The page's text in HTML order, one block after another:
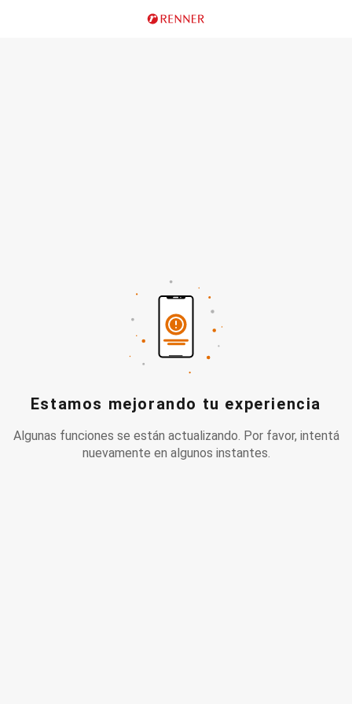
Estamos mejorando tu experiencia
Algunas funciones se están actualizando. Por favor, intentá
nuevamente en algunos instantes.